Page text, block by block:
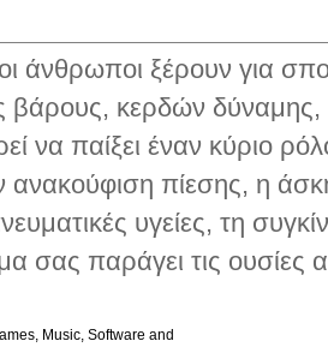
άνθρωποι ξέρουν για
βάρους, κερδών δύναμης,
να παίξει έναν κύριο
ανακούφιση πίεσης, η
υγείες, τη
σας παράγει τις ουσίες
Music, Software and